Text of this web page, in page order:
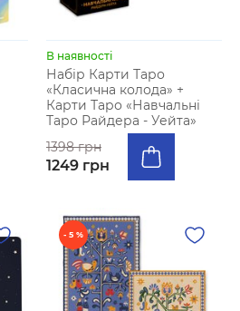
В наявності
Набір Карти Таро
«Класична колода» +
Карти Таро «Навчальні
Таро Райдера - Уейта»
1398 грн
1249 грн
- 5 %